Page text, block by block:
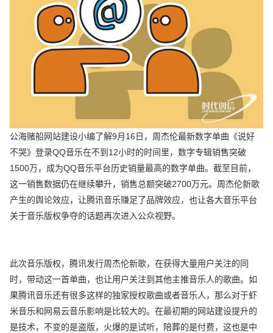
公海赌船网站建设小编了解9月16日，周杰伦最新数字单曲《说好
不哭》登录QQ音乐在不到12小时的时间里，数字专辑销售突破
1500万，成为QQ音乐平台历史销量最高的数字单曲。截至目前，
这一销售数据仍在继续攀升，销售总额突破2700万元。周杰伦新歌
产生的舆论效应，让腾讯音乐赚足了品牌效应，也让各大音乐平台
关于音乐版权争夺的话题再次进入公众视野。
此次音乐版权，腾讯发行周杰伦新歌，在获得大量用户关注的同
时，带动这一首单曲，也让用户关注到其他主推音乐人的歌曲。如
果腾讯音乐还有很多这样的独家授权歌曲或者音乐人，那么对于虾
米音乐和网易云音乐影响是比较大的。在最初期的网站建设提升的
是技术，不变的是盗版，火爆的是试听，陪葬的是付费，这也是中